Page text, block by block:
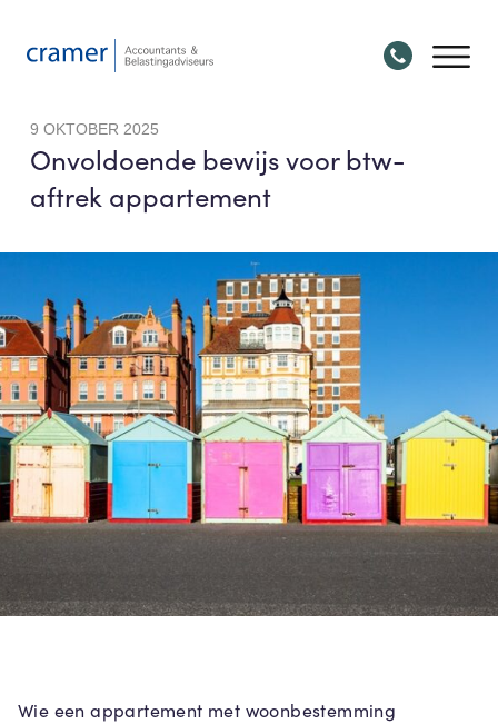
9 OKTOBER 2025
Onvoldoende bewijs voor btw-
aftrek appartement
Wie een appartement met woonbestemming